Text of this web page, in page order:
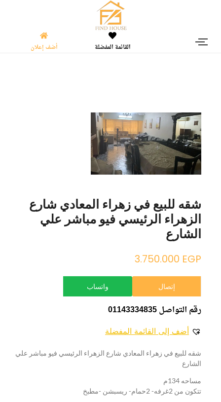
القائمة المفضلة أضف إعلان
شقه للبيع في زهراء المعادي شارع
الزهراء الرئيسي فيو مباشر علي
الشارع
3.750.000 EGP
إتصال واتساب
رقم التواصل 01143334835
أضف إلى القائمة المفضلة
شقه للبيع في زهراء المعادي شارع الزهراء الرئيسي فيو مباشر علي
الشارع
مساحه 134م
تتكون من 2غرفه- 2حمام- ريسبشن -مطبخ